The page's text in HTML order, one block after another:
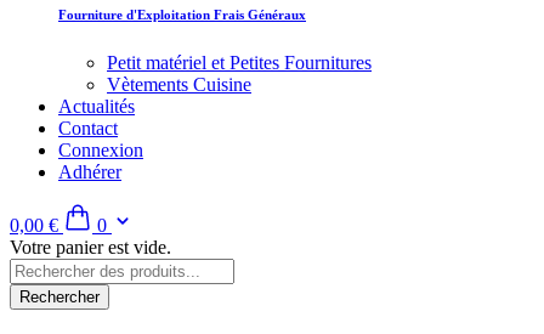
Fourniture d'Exploitation Frais Généraux
Petit matériel et Petites Fournitures
Vètements Cuisine
Actualités
Contact
Connexion
Adhérer
0,00 €
0
Votre panier est vide.
Rechercher